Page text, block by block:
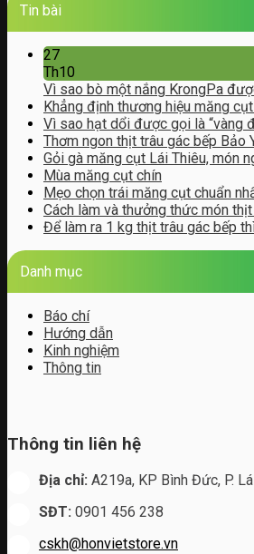
Tin bài
27
Th10
Vì sao bò một nắng KrongPa
Khẳng định thương hiệu măng
Vì sao hạt dổi được gọi là “vàng
Thơm ngon thịt trâu gác bếp Bảo
Gỏi gà măng cụt Lái Thiêu, món
Mùa măng cụt chín
Mẹo chọn trái măng cụt chuẩn
Cách làm và thưởng thức món
Để làm ra 1 kg thịt trâu gác bếp
Danh mục
Báo chí
Hướng dẫn
Kinh nghiệm
Thông tin
Thông tin liên hệ
Địa chỉ: A219a, KP Bình Đức, P.
SĐT: 0901 456 238
cskh@honvietstore.vn